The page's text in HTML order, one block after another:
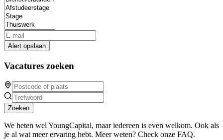
Alert opslaan
Vacatures zoeken
Zoeken
We heten wel YoungCapital, maar iedereen is even welkom. Ook als
je al wat meer ervaring hebt. Meer weten? Check onze FAQ.